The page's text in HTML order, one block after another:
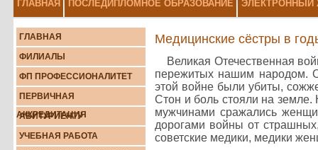
ГЛАВНАЯ ПОСЛЕДИПЛОМНОЕ ОБРАЗОВАНИЕ ЭЛЕКТРОННЫЙ
ГЛАВНАЯ
ФИЛИАЛЫ
ФП ПРОФЕССИОНАЛИТЕТ
ПЕРВИЧНАЯ
АККРЕДИТАЦИЯ
АБИТУРИЕНТУ
УЧЕБНАЯ РАБОТА
Медицинские сёстры в
Великая Отечественная
пережитых нашим народом.
этой войне были убиты,
Стон и боль стояли на
мужчинами сражались
дорогами войны от
советские медики, медики